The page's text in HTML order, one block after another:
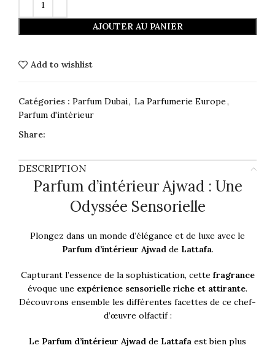
AJOUTER AU PANIER
Add to wishlist
Catégories : Parfum Dubai, La Parfumerie Europe,
Parfum d'intérieur
Share:
DESCRIPTION
Parfum d’intérieur Ajwad : Une
Odyssée Sensorielle
Plongez dans un monde d’élégance et de luxe avec le
Parfum d’intérieur Ajwadde Lattafa.
Capturant l’essence de la sophistication, cette fragrance
évoque une expérience sensorielle riche et attirante.
Découvrons ensemble les différentes facettes de ce chef-
d’œuvre olfactif :
Le Parfum d’intérieur Ajwad de Lattafa est bien plus